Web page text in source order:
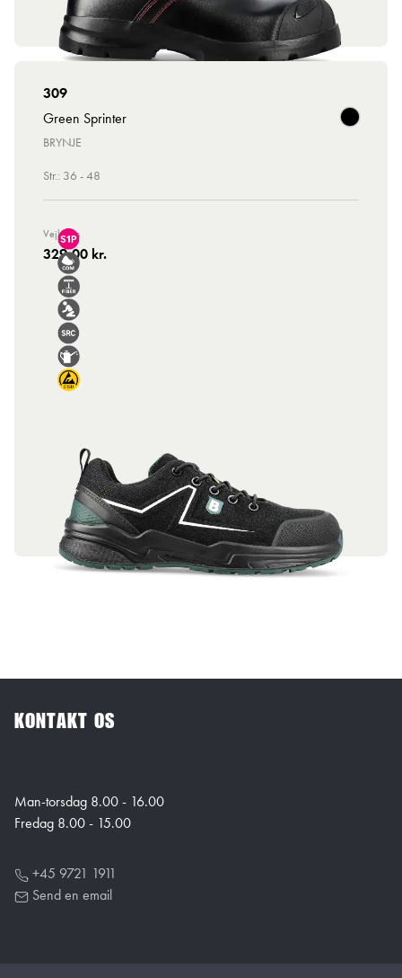
309
Green Sprinter
BRYNJE
Str.: 36 - 48
Vejl. Pris
329,00 kr.
KONTAKT OS
Man-torsdag 8.00 - 16.00
Fredag 8.00 - 15.00
+45 9721 1911
Send en email